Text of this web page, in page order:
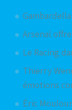
Arsenal
Le Racing
Thierry
émotions
Éric